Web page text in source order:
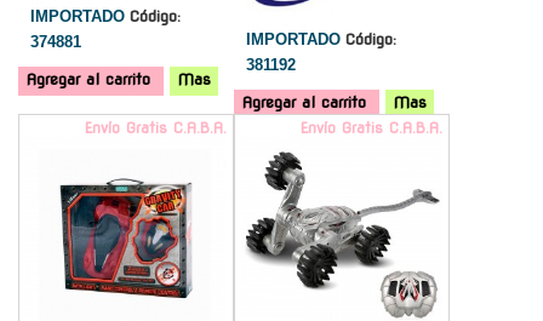
IMPORTADO Código:
374881
Agregar al carrito Mas
IMPORTADO Código:
381192
Agregar al carrito
Mas
Envío Gratis C.A.B.A.
Envío Gratis C.A.B.A.